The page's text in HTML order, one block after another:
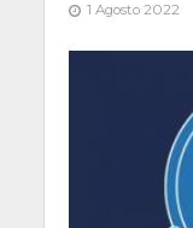
1 Agosto 2022